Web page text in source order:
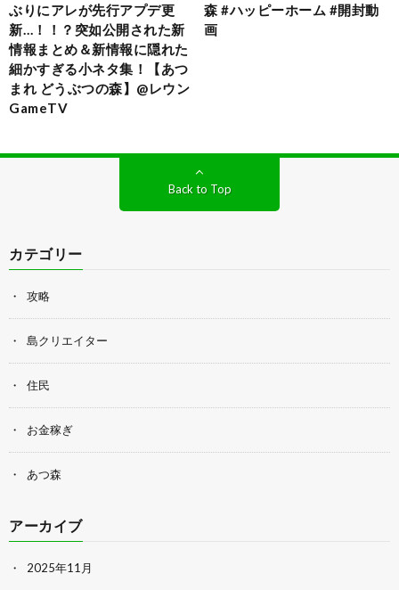
ぶりにアレが先行アプデ更
新…！！？突如公開された新
情報まとめ＆新情報に隠れた
細かすぎる小ネタ集！【あつ
まれ どうぶつの森】@レウン
GameTV
森 #ハッピーホーム #開封動
画
Back to Top
カテゴリー
攻略
島クリエイター
住民
お金稼ぎ
あつ森
アーカイブ
2025年11月